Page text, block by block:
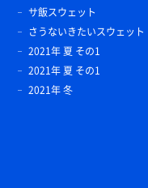
サ飯スウェット
さうないきたいスウェット
2021年 夏 その1
2021年 夏 その1
2021年 冬